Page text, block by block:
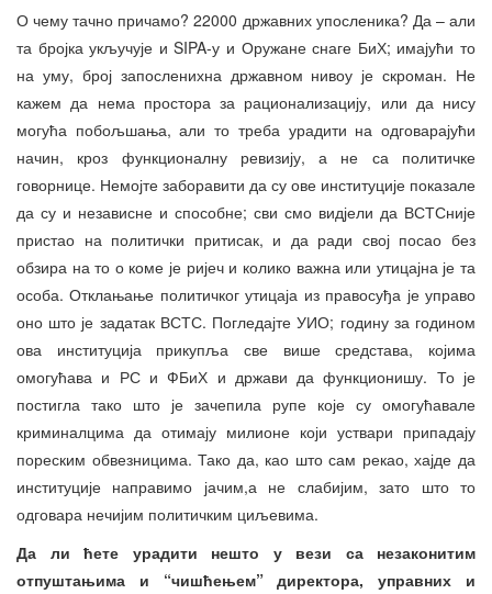
О чему тачно причамо? 22000 државних упосленика? Да – али
та бројка укључује и SIPA-у и Оружане снаге БиХ; имајући то
на уму, број запосленихна државном нивоу је скроман. Не
кажем да нема простора за рационализацију, или да нису
могућа побољшања, али то треба урадити на одговарајући
начин, кроз функционалну ревизију, а не са политичке
говорнице. Немојте заборавити да су ове институције показале
да су и независне и способне; сви смо видјели да ВСТСније
пристао на политички притисак, и да ради свој посао без
обзира на то о коме је ријеч и колико важна или утицајна је та
особа. Отклањање политичког утицаја из правосуђа је управо
оно што је задатак ВСТС. Погледајте УИО; годину за годином
ова институција прикупља све више средстава, којима
омогућава и РС и ФБиХ и држави да функционишу. То је
постигла тако што је зачепила рупе које су омогућавале
криминалцима да отимају милионе који уствари припадају
пореским обвезницима. Тако да, као што сам рекао, хајде да
институције направимо јачим,а не слабијим, зато што то
одговара нечијим политичким циљевима.
Да ли ћете урадити нешто у вези са незаконитим
отпуштањима и “чишћењем” директора, управних и